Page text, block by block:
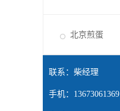
北京煎蛋
联系：柴经理
手机：13673061369